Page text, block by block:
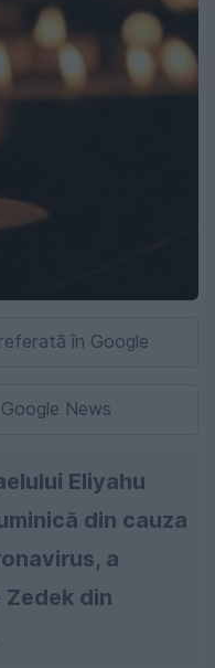
în Google
News
Eliyahu
din cauza
a
din